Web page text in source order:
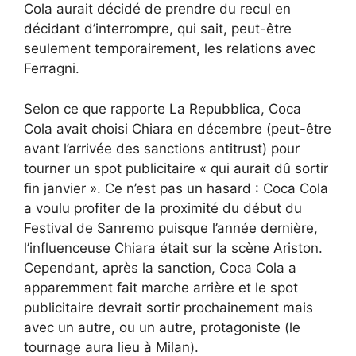
Cola aurait décidé de prendre du recul en
décidant d’interrompre, qui sait, peut-être
seulement temporairement, les relations avec
Ferragni.
Selon ce que rapporte La Repubblica, Coca
Cola avait choisi Chiara en décembre (peut-être
avant l’arrivée des sanctions antitrust) pour
tourner un spot publicitaire « qui aurait dû sortir
fin janvier ». Ce n’est pas un hasard : Coca Cola
a voulu profiter de la proximité du début du
Festival de Sanremo puisque l’année dernière,
l’influenceuse Chiara était sur la scène Ariston.
Cependant, après la sanction, Coca Cola a
apparemment fait marche arrière et le spot
publicitaire devrait sortir prochainement mais
avec un autre, ou un autre, protagoniste (le
tournage aura lieu à Milan).